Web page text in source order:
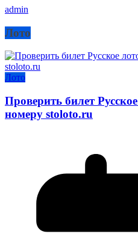
admin
Лото
Лото
Проверить билет
номеру stoloto.ru